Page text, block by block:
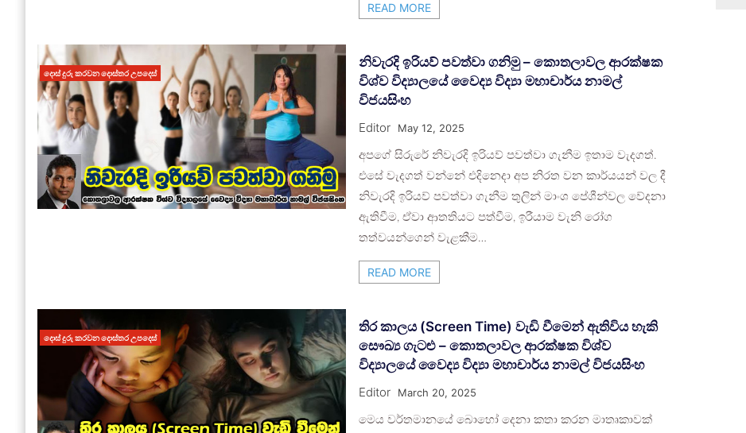
READ MORE
දොස් දුරු කරවන දොස්තර උපදෙස්
නිවැරදි ඉරියව් පවත්වා ගනිමු – කොතලාවල ආරක්ෂක
විශ්ව විද්‍යාලයේ වෛද්‍ය විද්‍යා මහාචාර්ය නාමල්
විජයසිංහ
Editor May 12, 2025
අපගේ සිරුරේ නිවැරදි ඉරියව් පවත්වා ගැනීම ඉතාම වැදගත්.
එසේ වැදගත් වන්නේ එදිනෙදා අප නිරත වන කාර්යයන් වල දී
නිවැරදි ඉරියව් පවත්වා ගැනීම තුලින් මාංශ පේශීන්වල වේදනා
ඇතිවීම, ඒවා ආතතියට පත්වීම, ඉරීයාම වැනි රෝග
තත්වයන්ගෙන් වැළකීම…
READ MORE
දොස් දුරු කරවන දොස්තර උපදෙස්
තිර කාලය (Screen Time) වැඩි වීමෙන් ඇතිවිය හැකි
සෞඛ්‍ය ගැටළු – කොතලාවල ආරක්ෂක විශ්ව
විද්‍යාලයේ වෛද්‍ය විද්‍යා මහාචාර්ය නාමල් විජයසිංහ
Editor March 20, 2025
මෙය වර්තමානයේ බොහෝ දෙනා කතා කරන මාතෘකාවක්